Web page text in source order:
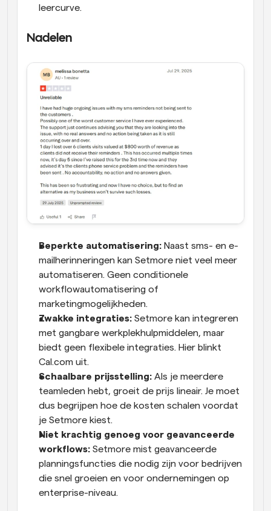
leercurve.
Nadelen
Beperkte automatisering: Naast sms- en e-
mailherinneringen kan Setmore niet veel meer
automatiseren. Geen conditionele
workflowautomatisering of
marketingmogelijkheden.
Zwakke integraties: Setmore kan integreren
met gangbare werkplekhulpmiddelen, maar
biedt geen flexibele integraties. Hier blinkt
Cal.com uit.
Schaalbare prijsstelling: Als je meerdere
teamleden hebt, groeit de prijs lineair. Je moet
dus begrijpen hoe de kosten schalen voordat
je Setmore kiest.
Niet krachtig genoeg voor geavanceerde
workflows: Setmore mist geavanceerde
planningsfuncties die nodig zijn voor bedrijven
die snel groeien en voor ondernemingen op
enterprise-niveau.